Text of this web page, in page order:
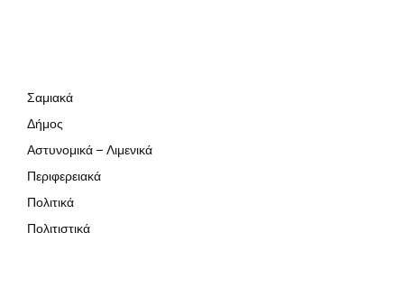
Σαμιακά
Δήμος
Αστυνομικά – Λιμενικά
Περιφερειακά
Πολιτικά
Πολιτιστικά